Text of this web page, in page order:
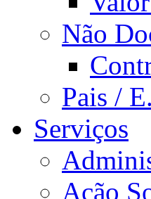
Não
Pais /
Serviços
Ação